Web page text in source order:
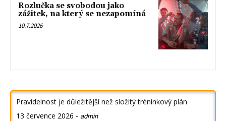
Rozlučka se svobodou jako
zážitek, na který se nezapomíná
10.7.2026
Pravidelnost je důležitější než složitý tréninkový plán
13 července 2026 - admin